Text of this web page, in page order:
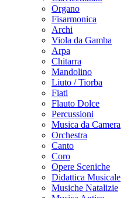
Organo
Fisarmonica
Archi
Viola da Gamba
Arpa
Chitarra
Mandolino
Liuto / Tiorba
Fiati
Flauto Dolce
Percussioni
Musica da Camera
Orchestra
Canto
Coro
Opere Sceniche
Didattica Musicale
Musiche Natalizie